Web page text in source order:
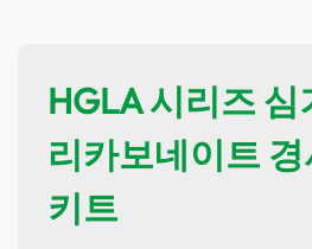
HGLA 시리즈 심
리카보네이트
키트